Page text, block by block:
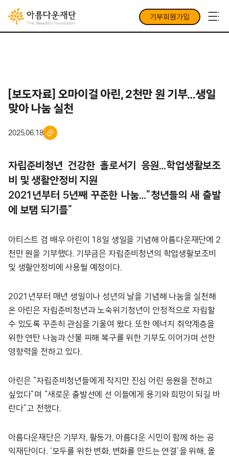
기부회원가입
[보도자료] 오마이걸 아린, 2천만 원 기부…생일
맞아 나눔 실천
2025.06.18
자립준비청년 건강한 홀로서기 응원…학업생활보조
비 및 생활안정비 지원
2021년부터 5년째 꾸준한 나눔…”청년들의 새 출발
에 보탬 되기를”
아티스트 겸 배우 아린이 18일 생일을 기념해 아름다운재단에 2
천만 원을 기부했다. 기부금은 자립준비청년의 학업생활보조비
및 생활안정비에 사용될 예정이다.
2021년부터 매년 생일이나 성년의 날을 기념해 나눔을 실천해
온 아린은 자립준비청년과 노숙위기청년이 안정적으로 자립할
수 있도록 꾸준히 관심을 기울여 왔다. 또한 에너지 취약계층을
위한 연탄 나눔과 산불 피해 복구를 위한 기부도 이어가며 선한
영향력을 전하고 있다.
아린은 “자립준비청년들에게 작지만 진심 어린 응원을 전하고
싶었다”며 “새로운 출발선에 선 이들에게 용기와 희망이 되길 바
란다”고 전했다.
아름다운재단은 기부자, 활동가, 아름다운 시민이 함께 하는 공
익재단이다. ‘모두를 위한 변화, 변화를 만드는 연결’을 위해, 올